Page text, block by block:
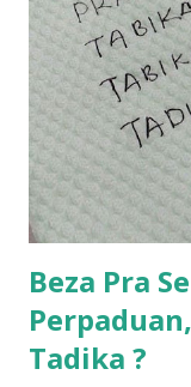
kami memang
dalam... dan
bahagi lah siapa nak
dukung adik hadi
ngah dengan abg
kalau ikut anak-
ba...
Beza Pra
Tadika ?